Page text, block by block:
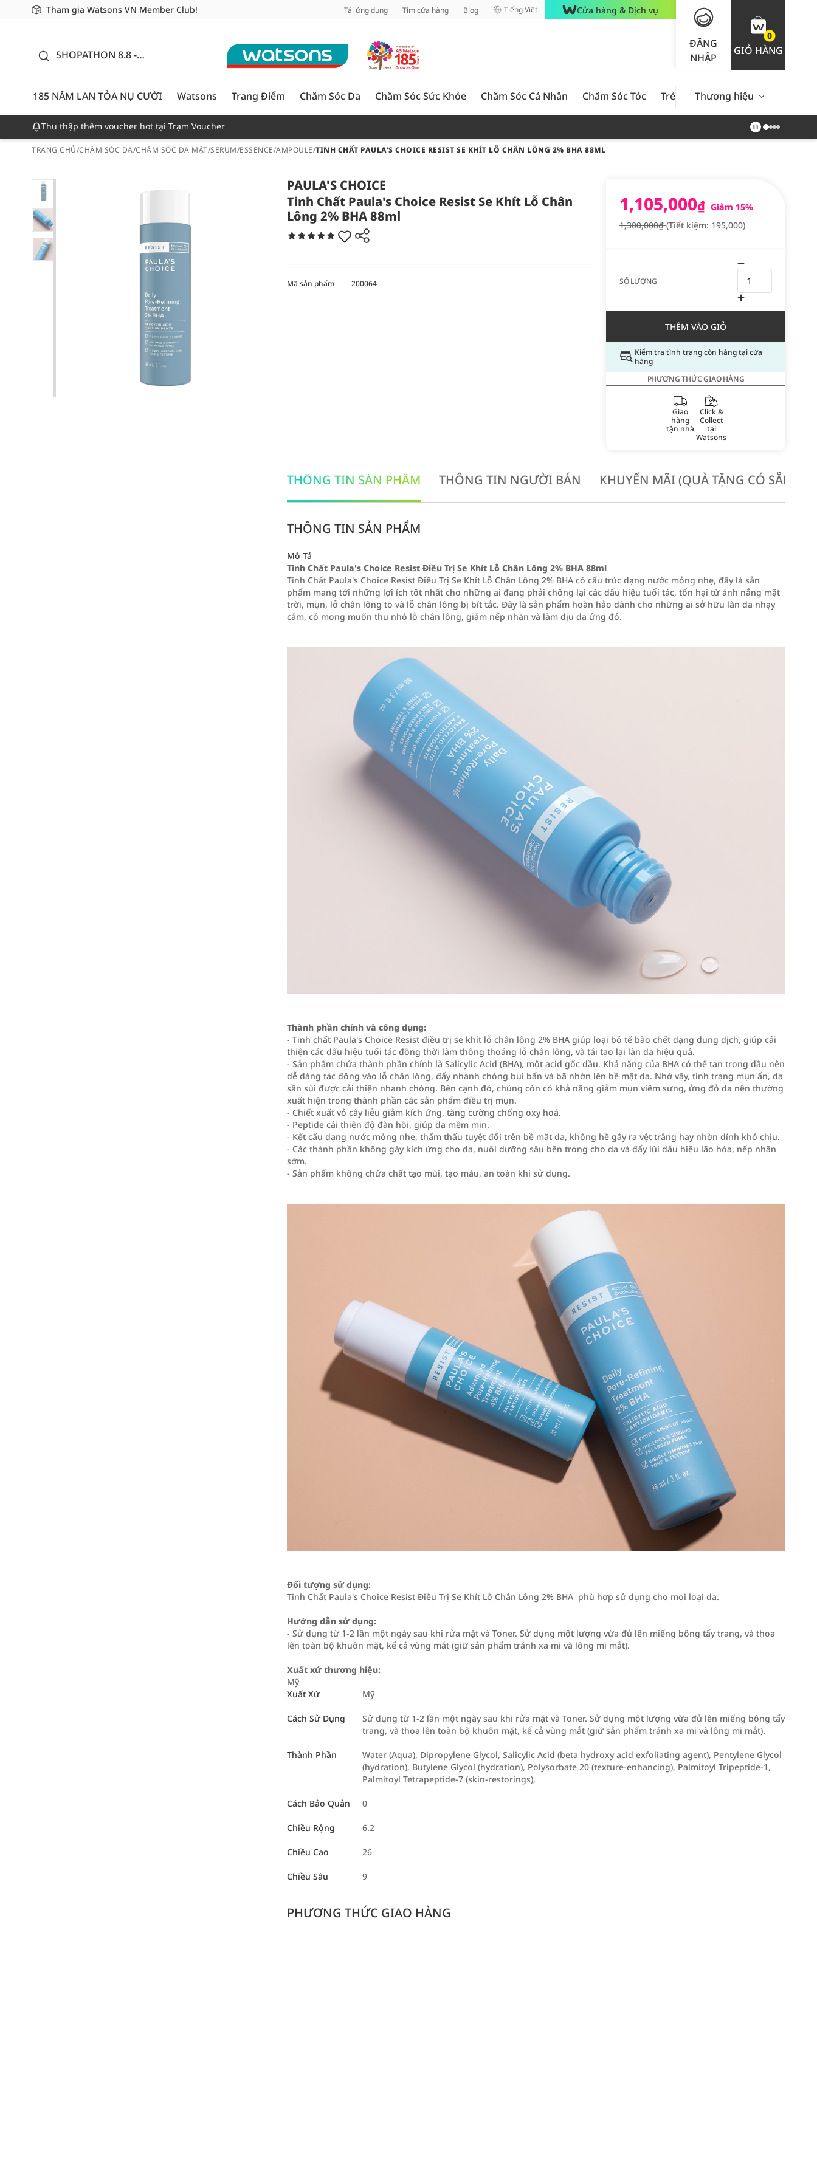
Tham gia Watsons VN Member Club!
Miễn phí giao hàng cho đơn hàng từ 249,000Đ
Giao hàng nhanh 24h - Áp dụng khu vực TP. Hồ Chí Minh Tải ứng dụng Tìm cửa hàng Blog Tiếng Việt Cửa hàng & Dịch vụ
ĐĂNG
NHẬP
0
GIỎ HÀNG
SHOPATHON 8.8 -
CƯỜI - GIẢM ĐẾN
50%
185 NĂM LAN TỎA NỤ CƯỜI
Watsons Trang Điểm Chăm Sóc Da Chăm Sóc Sức Khỏe Chăm Sóc Cá Nhân Chăm Sóc Tóc Trẻ Em Nam Giới Chăm Sóc
Thương hiệu
Thu thập thêm voucher hot tại Trạm Voucher
TRANG CHỦ/CHĂM SÓC DA/CHĂM SÓC DA MẶT/SERUM/ESSENCE/AMPOULE/TINH CHẤT PAULA'S CHOICE RESIST SE KHÍT LỖ CHÂN LÔNG 2% BHA 88ML
PAULA'S CHOICE
Tinh Chất Paula's Choice Resist Se Khít Lỗ Chân
Lông 2% BHA 88ml
1,105,000₫ Giảm 15%
1,300,000₫(Tiết kiệm: 195,000)
SỐ LƯỢNG
THÊM VÀO GIỎ
Kiểm tra tình trạng còn hàng tại cửa
hàng
PHƯƠNG THỨC GIAO HÀNG
Giao
hàng
tận nhà
Click &
Collect
tại
Watsons
Mã sản phẩm 200064
THÔNG TIN SẢN PHẨM THÔNG TIN NGƯỜI BÁN KHUYẾN MÃI (QUÀ TẶNG CÓ SẴN
THÔNG TIN SẢN PHẨM
Mô Tả
Tinh Chất Paula's Choice Resist Điều Trị Se Khít Lỗ Chân Lông 2% BHA 88ml
Tinh Chất Paula's Choice Resist Điều Trị Se Khít Lỗ Chân Lông 2% BHA có cấu trúc dạng nước mỏng nhẹ, đây là sản
phẩm mang tới những lợi ích tốt nhất cho những ai đang phải chống lại các dấu hiệu tuổi tác, tổn hại từ ánh nắng mặt
trời, mụn, lỗ chân lông to và lỗ chân lông bị bít tắc. Đây là sản phẩm hoàn hảo dành cho những ai sở hữu làn da nhạy
cảm, có mong muốn thu nhỏ lỗ chân lông, giảm nếp nhăn và làm dịu da ửng đỏ.
Thành phần chính và công dụng:
- Tinh chất Paula's Choice Resist điều trị se khít lỗ chân lông 2% BHA giúp loại bỏ tế bào chết dạng dung dịch, giúp cải
thiện các dấu hiệu tuổi tác đồng thời làm thông thoáng lỗ chân lông, và tái tạo lại làn da hiệu quả.
- Sản phẩm chứa thành phần chính là Salicylic Acid (BHA), một acid gốc dầu. Khả năng của BHA có thể tan trong dầu nên
dễ dàng tác động vào lỗ chân lông, đẩy nhanh chóng bụi bẩn và bã nhờn lên bề mặt da. Nhờ vậy, tình trạng mụn ẩn, da
sần sùi được cải thiện nhanh chóng. Bên cạnh đó, chúng còn có khả năng giảm mụn viêm sưng, ửng đỏ da nên thường
xuất hiện trong thành phần các sản phẩm điều trị mụn.
- Chiết xuất vỏ cây liễu giảm kích ứng, tăng cường chống oxy hoá.
- Peptide cải thiện độ đàn hồi, giúp da mềm mịn.
- Kết cấu dạng nước mỏng nhẹ, thẩm thấu tuyệt đối trên bề mặt da, không hề gây ra vệt trắng hay nhờn dính khó chịu.
- Các thành phần không gây kích ứng cho da, nuôi dưỡng sâu bên trong cho da và đẩy lùi dấu hiệu lão hóa, nếp nhăn
sớm.
- Sản phẩm không chứa chất tạo mùi, tạo màu, an toàn khi sử dụng.
Đối tượng sử dụng:
Tinh Chất Paula's Choice Resist Điều Trị Se Khít Lỗ Chân Lông 2% BHA phù hợp sử dụng cho mọi loại da.
Hướng dẫn sử dụng:
- Sử dụng từ 1-2 lần một ngày sau khi rửa mặt và Toner. Sử dụng một lượng vừa đủ lên miếng bông tẩy trang, và thoa
lên toàn bộ khuôn mặt, kể cả vùng mắt (giữ sản phẩm tránh xa mi và lông mi mắt).
Xuất xứ thương hiệu:
Mỹ
Xuất Xứ
Mỹ
Cách Sử Dụng
Sử dụng từ 1-2 lần một ngày sau khi rửa mặt và Toner. Sử dụng một lượng vừa đủ lên miếng bông tẩy
trang, và thoa lên toàn bộ khuôn mặt, kể cả vùng mắt (giữ sản phẩm tránh xa mi và lông mi mắt).
Thành Phần
Water (Aqua), Dipropylene Glycol, Salicylic Acid (beta hydroxy acid exfoliating agent), Pentylene Glycol
(hydration), Butylene Glycol (hydration), Polysorbate 20 (texture-enhancing), Palmitoyl Tripeptide-1,
Palmitoyl Tetrapeptide-7 (skin-restorings),
Cách Bảo Quản 0
Chiều Rộng 6.2
Chiều Cao 26
Chiều Sâu 9
PHƯƠNG THỨC GIAO HÀNG